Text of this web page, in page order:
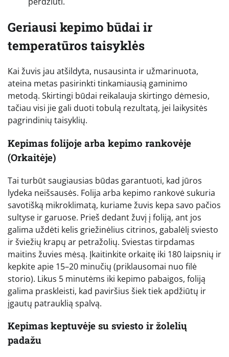
Geriausi kepimo būdai ir
temperatūros taisyklės
Kai žuvis jau atšildyta, nusausinta ir užmarinuota,
ateina metas pasirinkti tinkamiausią gaminimo
metodą. Skirtingi būdai reikalauja skirtingo dėmesio,
tačiau visi jie gali duoti tobulą rezultatą, jei laikysitės
pagrindinių taisyklių.
Kepimas folijoje arba kepimo rankovėje
(Orkaitėje)
Tai turbūt saugiausias būdas garantuoti, kad jūros
lydeka neišsausės. Folija arba kepimo rankovė sukuria
savotišką mikroklimatą, kuriame žuvis kepa savo pačios
sultyse ir garuose. Prieš dedant žuvį į foliją, ant jos
galima uždėti kelis griežinėlius citrinos, gabalėlį sviesto
ir šviežių krapų ar petražolių. Sviestas tirpdamas
maitins žuvies mėsą. Įkaitinkite orkaitę iki 180 laipsnių ir
kepkite apie 15–20 minučių (priklausomai nuo filė
storio). Likus 5 minutėms iki kepimo pabaigos, foliją
galima praskleisti, kad paviršius šiek tiek apdžiūtų ir
įgautų patrauklią spalvą.
Kepimas keptuvėje su sviesto ir žolelių
padažu